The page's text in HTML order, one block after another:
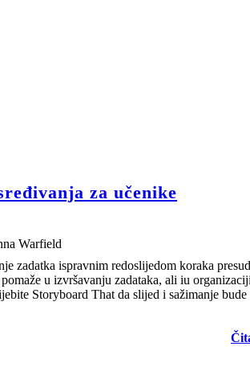
za učenike
Warfield
zadatka ispravnim redoslijedom koraka
u izvršavanju zadataka, ali iu
Storyboard That da slijed i sažimanje